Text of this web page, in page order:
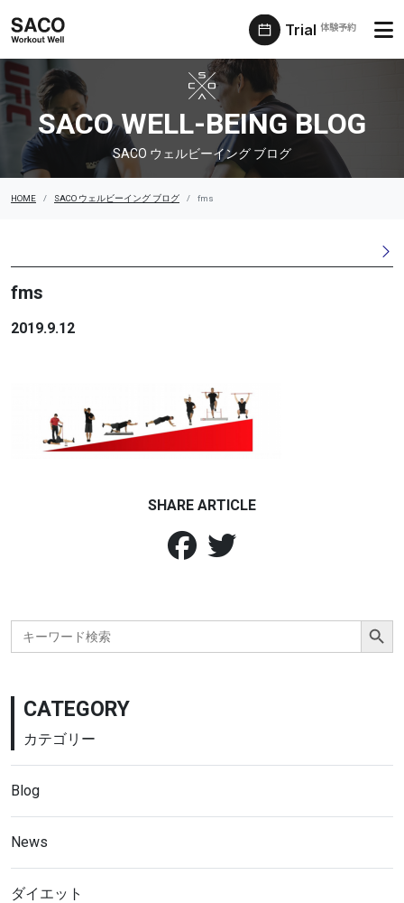
Trial 体験予約
SACO ウェルビーイング ブログ
SACO WELL-BEING BLOG
SACO ウェルビーイング ブログ
HOME SACO ウェルビーイング ブログ fms
fms
2019.9.12
SHARE ARTICLE
Search
for:
Search Button
CATEGORY
カテゴリー
Blog
News
ダイエット